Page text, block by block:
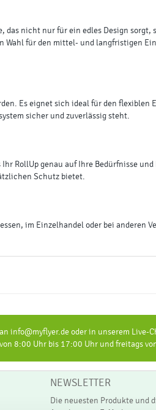
das nicht nur für ein edles Design sorgt,
Wahl für den mittel- und langfristigen
Es eignet sich ideal für den flexiblen
sicher und zuverlässig steht.
RollUp genau auf Ihre Bedürfnisse
Schutz bietet.
im Einzelhandel oder bei anderen
info@myflyer.de oder in unserem Live-
8:00 Uhr bis 17:00 Uhr und freitags
NEWSLETTER
Die neuesten Produkte und